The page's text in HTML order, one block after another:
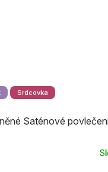
Srdcovka
Saténové